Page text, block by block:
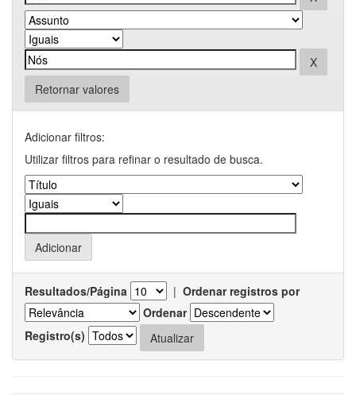
Retornar valores
Adicionar filtros:
Utilizar filtros para refinar o resultado de busca.
Resultados/Página | Ordenar registros por
Ordenar
Registro(s)